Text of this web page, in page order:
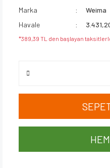
Marka
Weima
Havale
*389,39 TL den başlayan